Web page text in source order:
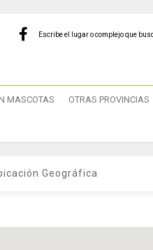
Escribe el lugar o complejo que
MASCOTAS OTRAS PROVINCIAS
Geográfica